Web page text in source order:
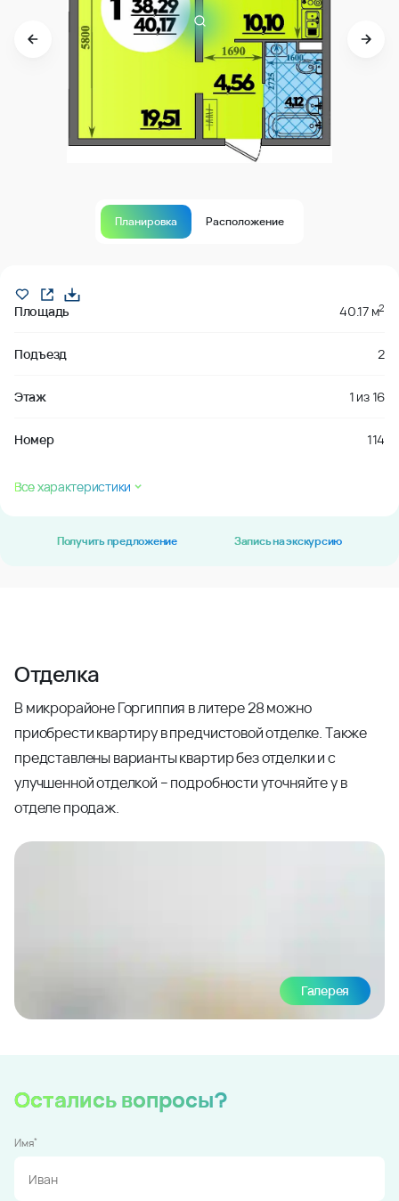
Планировка Расположение
Площадь 40.17 м2
Подъезд 2
Этаж 1 из16
Номер 114
Все характеристики
Получить предложение Запись на экскурсию
Отделка
В микрорайоне Горгиппия в литере 28 можно
приобрести квартиру в предчистовой отделке. Также
представлены варианты квартир без отделки и с
улучшенной отделкой – подробности уточняйте у в
отделе продаж.
Галерея
Остались вопросы?
Имя*